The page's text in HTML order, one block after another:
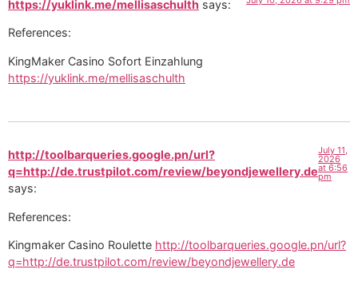
https://yuklink.me/mellisaschulth says:
References:
KingMaker Casino Sofort Einzahlung
https://yuklink.me/mellisaschulth
http://toolbarqueries.google.pn/url?
q=http://de.trustpilot.com/review/beyondjewellery.de
says:
July 11,
2026
at 6:56
pm
References:
Kingmaker Casino Roulette http://toolbarqueries.google.pn/url?
q=http://de.trustpilot.com/review/beyondjewellery.de